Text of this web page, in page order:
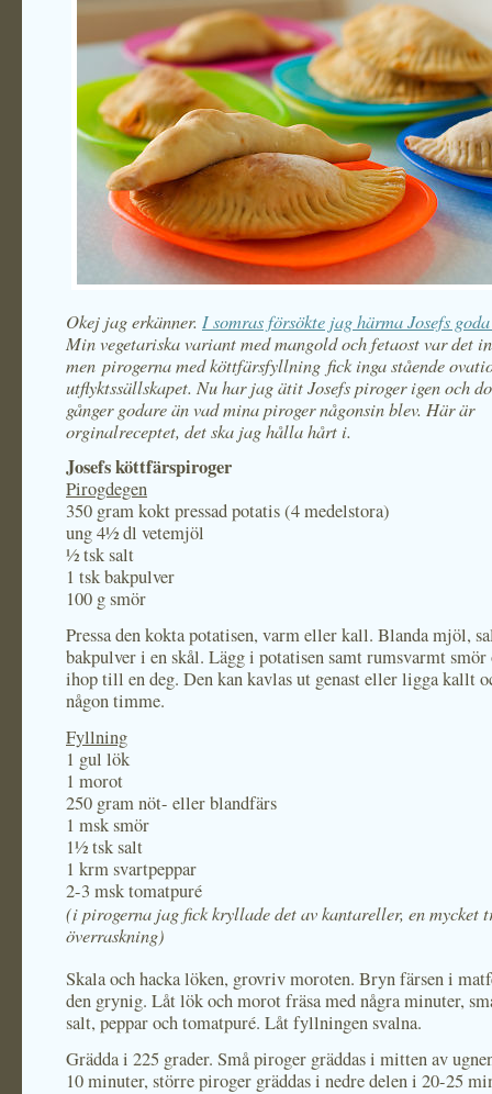
Okej jag erkänner. I somras försökte jag härma Josefs
Min vegetariska variant med mangold och fetaost var det
men pirogerna med köttfärsfyllning fick inga stående
utflyktssällskapet. Nu har jag ätit Josefs piroger igen och
gånger godare än vad mina piroger någonsin blev. Här är
orginalreceptet, det ska jag hålla hårt i.
Josefs köttfärspiroger
Pirogdegen
350 gram kokt pressad potatis (4 medelstora)
ung 4½ dl vetemjöl
½ tsk salt
1 tsk bakpulver
100 g smör
Pressa den kokta potatisen, varm eller kall. Blanda mjöl,
bakpulver i en skål. Lägg i potatisen samt rumsvarmt smör
ihop till en deg. Den kan kavlas ut genast eller ligga kallt
någon timme.
Fyllning
1 gul lök
1 morot
250 gram nöt- eller blandfärs
1 msk smör
1½ tsk salt
1 krm svartpeppar
2-3 msk tomatpuré
(i pirogerna jag fick kryllade det av kantareller, en mycket
överraskning)
Skala och hacka löken, grovriv moroten. Bryn färsen i
den grynig. Låt lök och morot fräsa med några minuter,
salt, peppar och tomatpuré. Låt fyllningen svalna.
Grädda i 225 grader. Små piroger gräddas i mitten av
10 minuter, större piroger gräddas i nedre delen i 20-25